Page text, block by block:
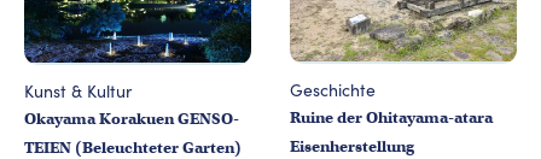
Kunst & Kultur
Okayama Korakuen GENSO-
TEIEN (Beleuchteter Garten)
Geschichte
Ruine der Ohitayama-atara
Eisenherstellung